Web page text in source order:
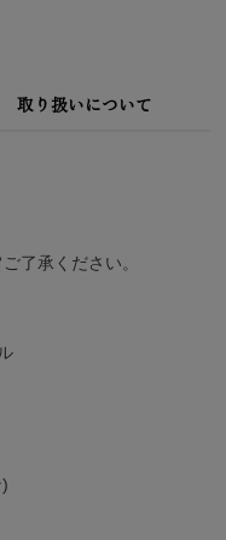
取り扱いについて
了承ください。